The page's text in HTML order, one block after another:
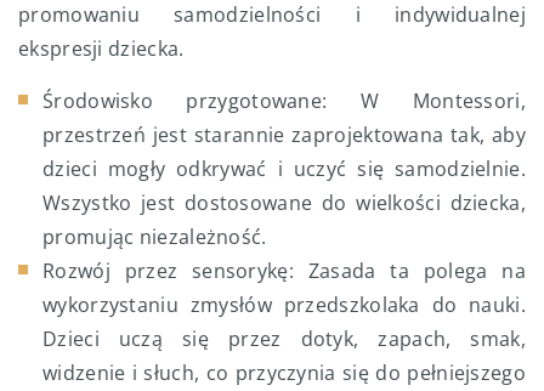
promowaniu samodzielności i indywidualnej
ekspresji dziecka.
Środowisko przygotowane: W Montessori,
przestrzeń jest starannie zaprojektowana tak, aby
dzieci mogły odkrywać i uczyć się samodzielnie.
Wszystko jest dostosowane do wielkości dziecka,
promując niezależność.
Rozwój przez sensorykę: Zasada ta polega na
wykorzystaniu zmysłów przedszkolaka do nauki.
Dzieci uczą się przez dotyk, zapach, smak,
widzenie i słuch, co przyczynia się do pełniejszego